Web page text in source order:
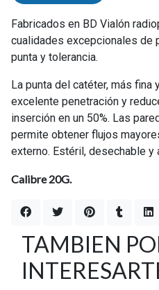
Fabricados en BD Vialón
cualidades excepcionales de
punta y tolerancia.
La punta del catéter, más fina
excelente penetración y
inserción en un 50%. Las
permite obtener flujos
externo. Estéril, desechable y
Calibre 20G.
TAMBIEN